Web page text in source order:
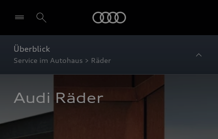
Überblick
Service im Autohaus > Räder
Audi Räder